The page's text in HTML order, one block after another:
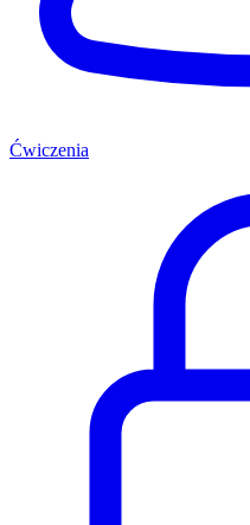
Ćwiczenia